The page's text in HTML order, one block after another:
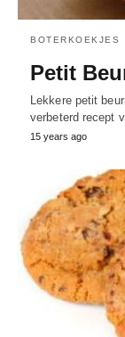
BOTERKOEKJES
Petit
Lekkere petit
verbeterd recept
15 years ago